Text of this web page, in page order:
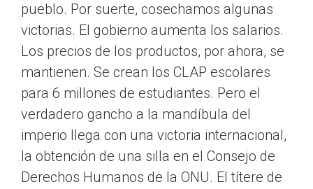
pueblo. Por suerte, cosechamos algunas
victorias. El gobierno aumenta los salarios.
Los precios de los productos, por ahora, se
mantienen. Se crean los CLAP escolares
para 6 millones de estudiantes. Pero el
verdadero gancho a la mandíbula del
imperio llega con una victoria internacional,
la obtención de una silla en el Consejo de
Derechos Humanos de la ONU. El títere de